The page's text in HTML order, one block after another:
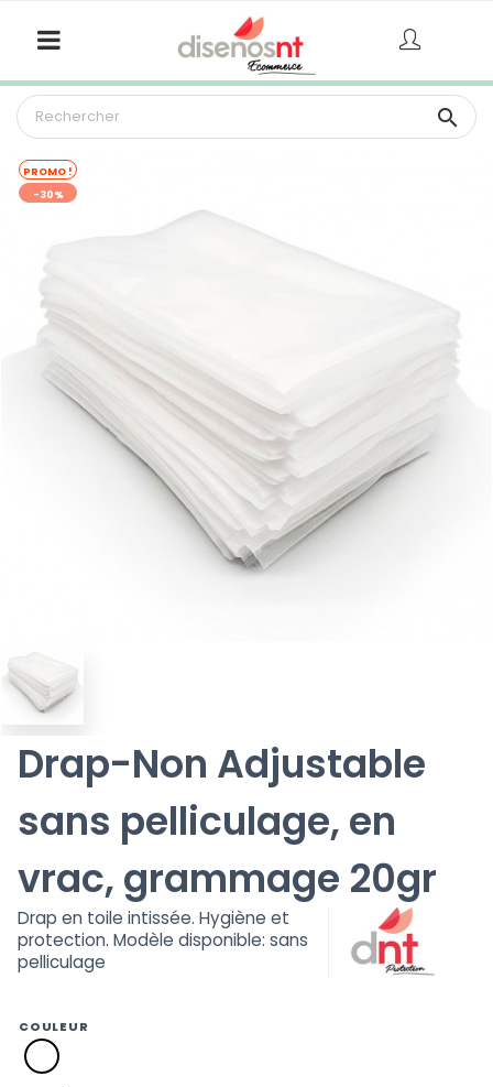

PROMO !
-30%
Drap-Non Adjustable
sans pelliculage, en
vrac, grammage 20gr
Drap en toile intissée. Hygiène et
protection. Modèle disponible: sans
pelliculage
COULEUR
SM01
blanco